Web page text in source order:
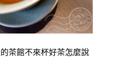
茶館不來杯好茶怎麼說